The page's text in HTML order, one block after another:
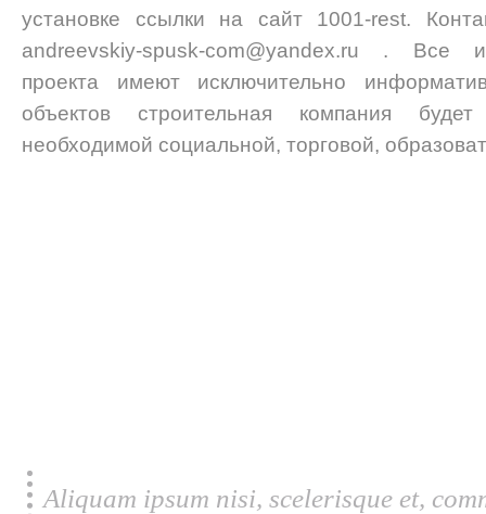
установке ссылки на сайт 1001-rest.
andreevskiy-spusk-com@yandex.ru . Все
проекта имеют исключительно
объектов строительная компания будет
необходимой социальной, торговой,
Aliquam ipsum nisi, scelerisque et,